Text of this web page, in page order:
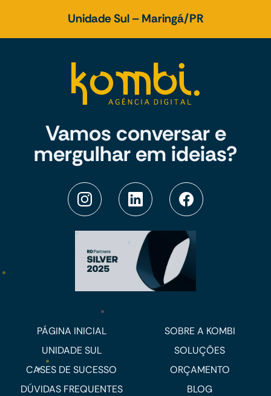
Unidade Sul – Maringá/PR
Vamos conversar e
mergulhar em ideias?
PÁGINA INICIAL
SOBRE A KOMBI
UNIDADE SUL
SOLUÇÕES
CASES DE SUCESSO
ORÇAMENTO
DÚVIDAS FREQUENTES
BLOG